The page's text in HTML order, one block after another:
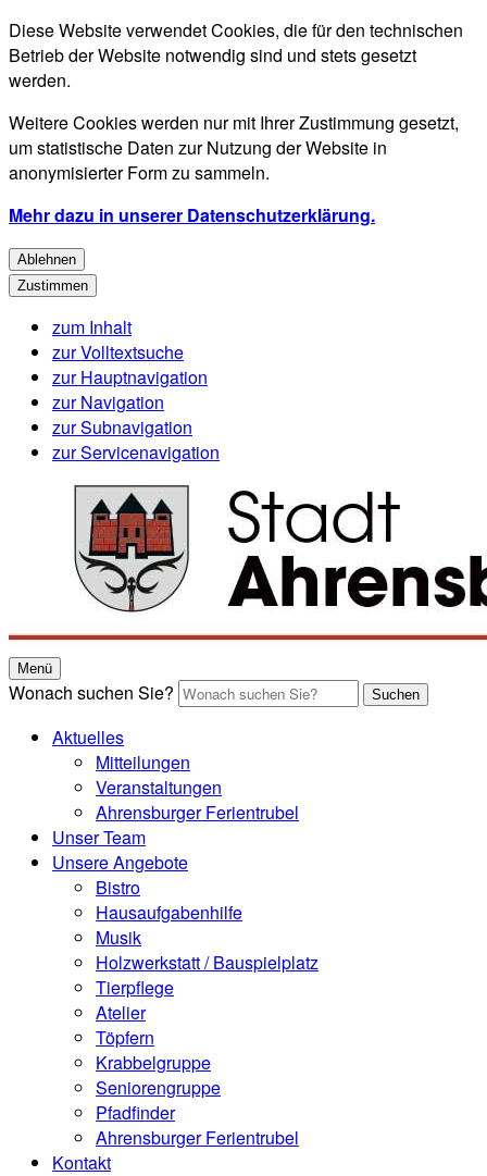
Diese Website verwendet Cookies, die für den technischen
Betrieb der Website notwendig sind und stets gesetzt
werden.
Weitere Cookies werden nur mit Ihrer Zustimmung gesetzt,
um statistische Daten zur Nutzung der Website in
anonymisierter Form zu sammeln.
Mehr dazu in unserer Datenschutzerklärung.
Ablehnen
Zustimmen
zum Inhalt
zur Volltextsuche
zur Hauptnavigation
zur Navigation
zur Subnavigation
zur Servicenavigation
Menü
Wonach suchen Sie? Suchen
Aktuelles
Mitteilungen
Veranstaltungen
Ahrensburger Ferientrubel
Unser Team
Unsere Angebote
Bistro
Hausaufgabenhilfe
Musik
Holzwerkstatt / Bauspielplatz
Tierpflege
Atelier
Töpfern
Krabbelgruppe
Seniorengruppe
Pfadfinder
Ahrensburger Ferientrubel
Kontakt